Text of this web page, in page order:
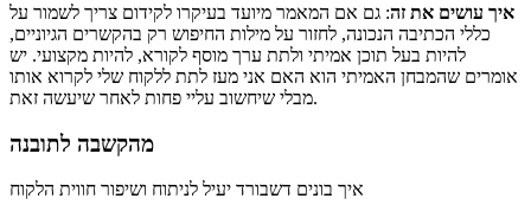
איך עושים את זה: גם אם המאמר מיועד בעיקרו לקידום צריך לשמור על
כללי הכתיבה הנכונה, לחזור על מילות החיפוש רק בהקשרים הגיוניים,
להיות בעל תוכן אמיתי ולתת ערך מוסף לקורא, להיות מקצועי. יש
אומרים שהמבחן האמיתי הוא האם אני מעז לתת ללקוח שלי לקרוא אותו
מבלי שיחשוב עליי פחות לאחר שיעשה זאת.
מהקשבה לתובנה
איך בונים דשבורד יעיל לניתוח ושיפור חווית הלקוח